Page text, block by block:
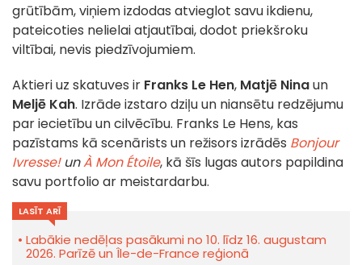
grūtībām, viņiem izdodas atvieglot savu ikdienu,
pateicoties nelielai atjautībai, dodot priekšroku
viltībai, nevis piedzīvojumiem.
Aktieri uz skatuves ir Franks Le Hen, Matjē Ninaun
Meljē Kah. Izrāde izstaro dziļu un niansētu redzējumu
par iecietību un cilvēcību. Franks Le Hens, kas
pazīstams kā scenārists un režisors izrādēs Bonjour
Ivresse!unÀ Mon Étoile, kā šīs lugas autors papildina
savu portfolio ar meistardarbu.
LASĪT ARĪ
Labākie nedēļas pasākumi no 10. līdz 16. augustam
2026. Parīzē un Île-de-France reģionā